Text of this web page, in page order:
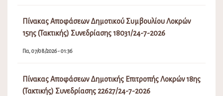
Πίνακας Αποφάσεων Δημοτικού Συμβουλίου Λοκρών
15ης (Τακτικής) Συνεδρίασης 18031/24-7-2026
Πα, 07/08/2026 - 01:36
Πίνακας Αποφάσεων Δημοτικής Επιτροπής Λοκρών 18ης
(Τακτικής) Συνεδρίασης 22627/24-7-2026